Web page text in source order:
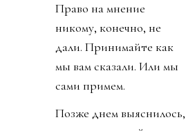
Право на мнение
никому, конечно, не
дали. Принимайте как
мы вам сказали. Или мы
сами примем.
Позже днем выяснилось,